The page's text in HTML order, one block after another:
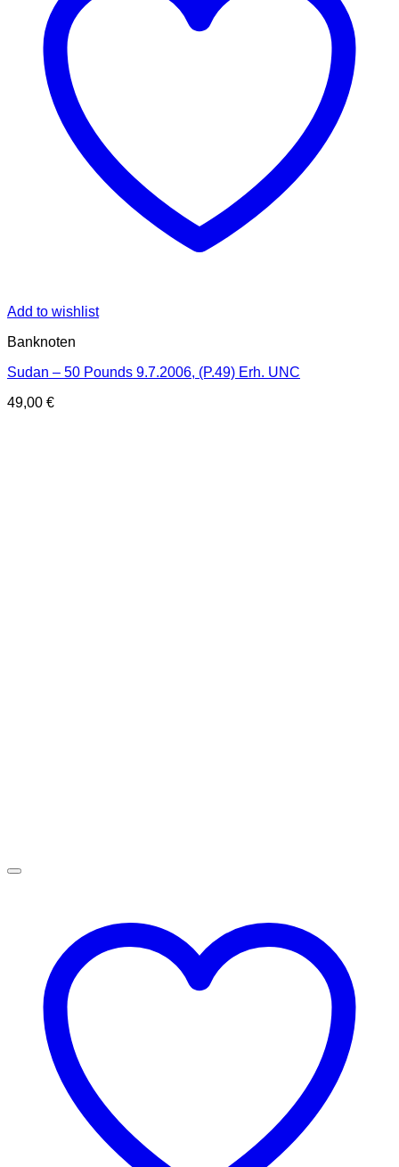
Add to wishlist
Banknoten
Sudan – 50 Pounds 9.7.2006, (P.49) Erh. UNC
49,00 €